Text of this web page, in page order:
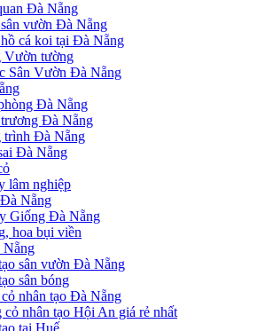
Đà Nẵng
vườn Đà Nẵng
cá koi tại Đà Nẵng
Vườn tường
Sân Vườn Đà Nẵng
Đà Nẵng
Đà Nẵng
trình Đà Nẵng
Đà Nẵng
lâm nghiệp
Nẵng
Giống Đà Nẵng
hoa bụi viền
Nẵng
sân vườn Đà Nẵng
sân bóng
nhân tạo Đà Nẵng
cỏ nhân tạo Hội An giá rẻ nhất
tại Huế